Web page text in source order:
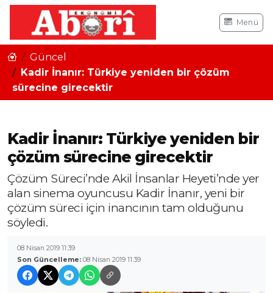
Menü
Güncel
Kadir İnanır: Türkiye yeniden bir çözüm
sürecine girecektir
Kadir İnanır: Türkiye yeniden bir
çözüm sürecine girecektir
Çözüm Süreci’nde Akil İnsanlar Heyeti’nde yer
alan sinema oyuncusu Kadir İnanır, yeni bir
çözüm süreci için inancının tam olduğunu
söyledi.
08 Nisan 2019 11:39
Son Güncelleme: 08 Nisan 2019 11:39